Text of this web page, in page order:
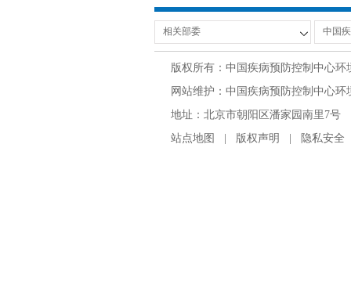
版权所有：中国疾病预防控制中心环
网站维护：中国疾病预防控制中心
地址：北京市朝阳区潘家园南里7号
站点地图
版权声明 隐私安全